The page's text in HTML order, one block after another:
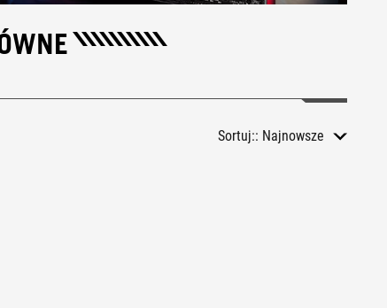
Sortuj:: Najnowsze